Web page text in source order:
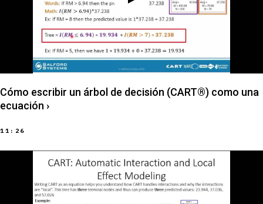
Cómo escribir un árbol de decisión (CART®) como una
ecuación ›
11:26